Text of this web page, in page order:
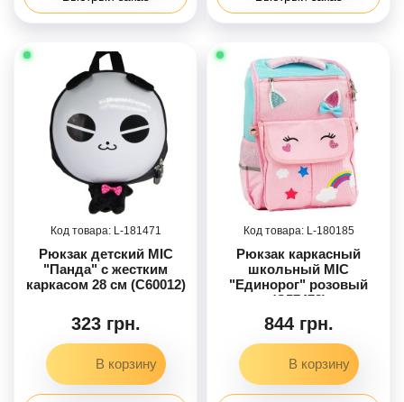
181471
Рюкзак детский MIC
"Панда" с жестким
каркасом 28 см (C60012)
323 грн.
180185
Рюкзак каркасный
школьный MIC
"Единорог" розовый
(C57478)
844 грн.